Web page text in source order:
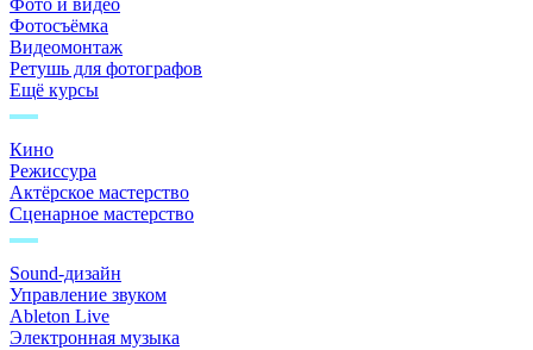
Фото и видео
Фотосъёмка
Видеомонтаж
Ретушь для фотографов
Ещё курсы
Кино
Режиссура
Актёрское мастерство
Сценарное мастерство
Sound-дизайн
Управление звуком
Ableton Live
Электронная музыка